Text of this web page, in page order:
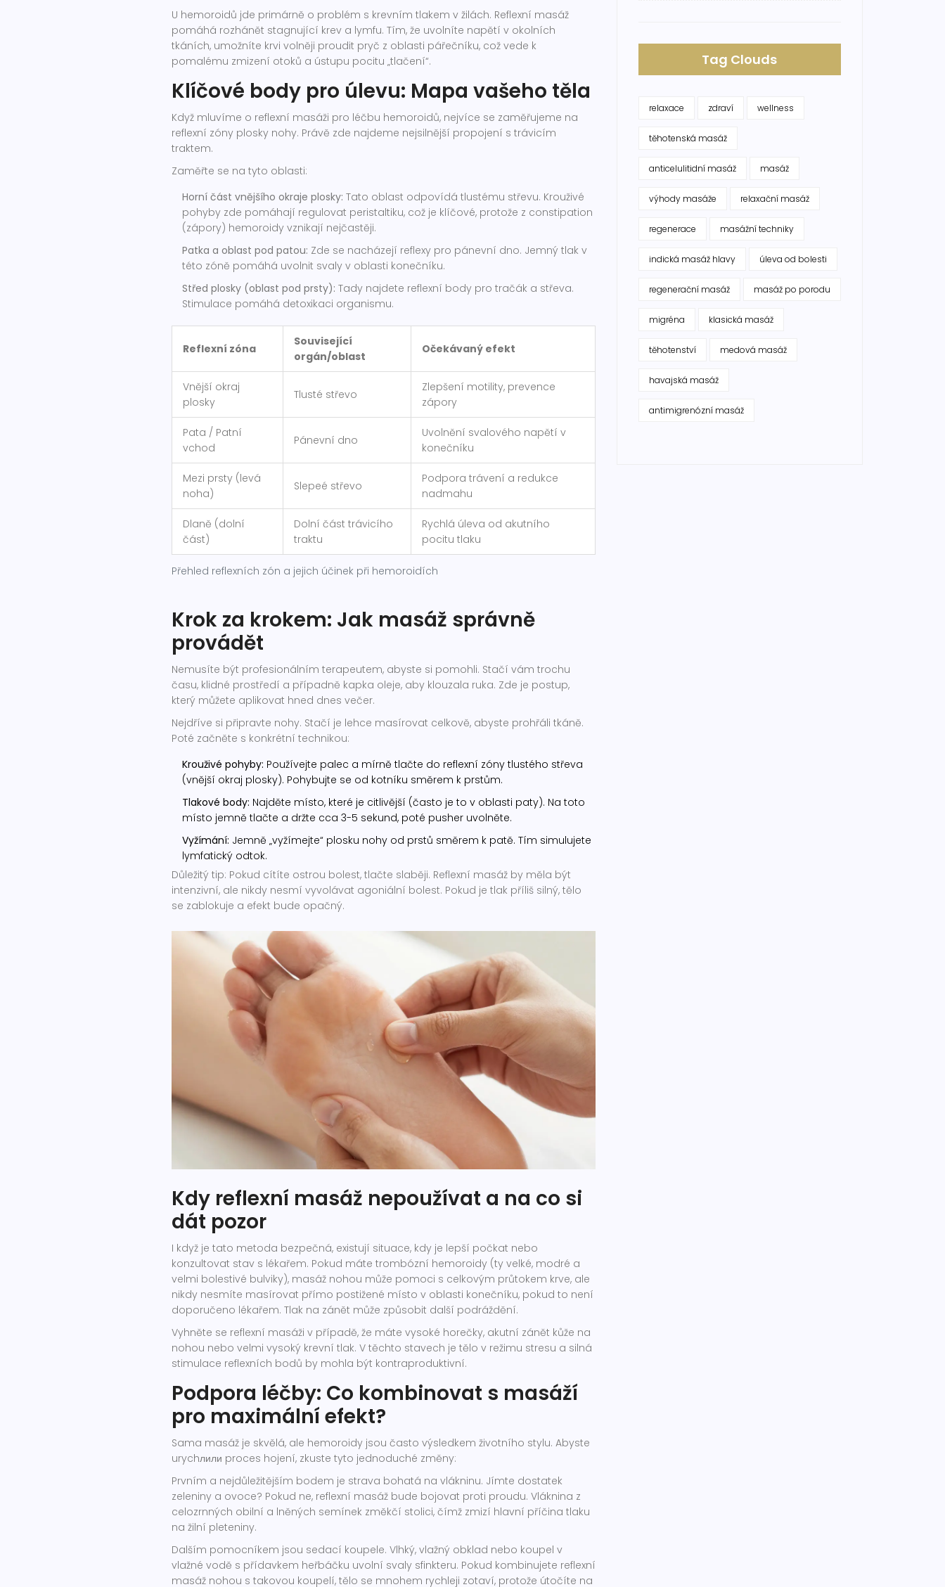
U hemoroidů jde primárně o problém s krevním tlakem v žilách. Reflexní masáž
pomáhá rozhánět stagnující krev a lymfu. Tím, že uvolníte napětí v okolních
tkáních, umožníte krvi volněji proudit pryč z oblasti pářečníku, což vede k
pomalému zmizení otoků a ústupu pocitu „tlačení“.
Klíčové body pro úlevu: Mapa vašeho těla
Když mluvíme o reflexní masáži pro léčbu hemoroidů, nejvíce se zaměřujeme na
reflexní zóny plosky nohy. Právě zde najdeme nejsilnější propojení s trávicím
traktem.
Zaměřte se na tyto oblasti:
Horní část vnějšího okraje plosky: Tato oblast odpovídá tlustému střevu. Krouživé
pohyby zde pomáhají regulovat peristaltiku, což je klíčové, protože z constipation
(zápory) hemoroidy vznikají nejčastěji.
Patka a oblast pod patou: Zde se nacházejí reflexy pro pánevní dno. Jemný tlak v
této zóně pomáhá uvolnit svaly v oblasti konečníku.
Střed plosky (oblast pod prsty): Tady najdete reflexní body pro tračák a střeva.
Stimulace pomáhá detoxikaci organismu.
Přehled reflexních zón a jejich účinek při hemoroidích
Reflexní zóna
Související
orgán/oblast
Očekávaný efekt
Vnější okraj
plosky
Tlusté střevo
Zlepšení motility, prevence
zápory
Pata / Patní
vchod
Pánevní dno
Uvolnění svalového napětí v
konečníku
Mezi prsty (levá
noha)
Slepeé střevo
Podpora trávení a redukce
nadmahu
Dlaně (dolní
část)
Dolní část trávicího
traktu
Rychlá úleva od akutního
pocitu tlaku
Krok za krokem: Jak masáž správně
provádět
Nemusíte být profesionálním terapeutem, abyste si pomohli. Stačí vám trochu
času, klidné prostředí a případně kapka oleje, aby klouzala ruka. Zde je postup,
který můžete aplikovat hned dnes večer.
Nejdříve si připravte nohy. Stačí je lehce masírovat celkově, abyste prohřáli tkáně.
Poté začněte s konkrétní technikou:
Krouživé pohyby: Používejte palec a mírně tlačte do reflexní zóny tlustého střeva
(vnější okraj plosky). Pohybujte se od kotníku směrem k prstům.
Tlakové body: Najděte místo, které je citlivější (často je to v oblasti paty). Na toto
místo jemně tlačte a držte cca 3-5 sekund, poté pusher uvolněte.
Vyžímání: Jemně „vyžímejte“ plosku nohy od prstů směrem k patě. Tím simulujete
lymfatický odtok.
Důležitý tip: Pokud cítíte ostrou bolest, tlačte slaběji. Reflexní masáž by měla být
intenzivní, ale nikdy nesmí vyvolávat agoniální bolest. Pokud je tlak příliš silný, tělo
se zablokuje a efekt bude opačný.
Kdy reflexní masáž nepoužívat a na co si
dát pozor
I když je tato metoda bezpečná, existují situace, kdy je lepší počkat nebo
konzultovat stav s lékařem. Pokud máte trombózní hemoroidy(ty velké, modré a
velmi bolestivé bulviky), masáž nohou může pomoci s celkovým průtokem krve, ale
nikdy nesmíte masírovat přímo postižené místo v oblasti konečníku, pokud to není
doporučeno lékařem. Tlak na zánět může způsobit další podráždění.
Vyhněte se reflexní masáži v případě, že máte vysoké horečky, akutní zánět kůže na
nohou nebo velmi vysoký krevní tlak. V těchto stavech je tělo v režimu stresu a silná
stimulace reflexních bodů by mohla být kontraproduktivní.
Podpora léčby: Co kombinovat s masáží
pro maximální efekt?
Sama masáž je skvělá, ale hemoroidy jsou často výsledkem životního stylu. Abyste
urychлили proces hojení, zkuste tyto jednoduché změny:
Prvním a nejdůležitějším bodem je strava bohatá na vlákninu. Jímte dostatek
zeleniny a ovoce? Pokud ne, reflexní masáž bude bojovat proti proudu. Vláknina z
celozrnných obilní a lněných semínek změkčí stolici, čímž zmizí hlavní příčina tlaku
na žilní pleteniny.
Dalším pomocníkem jsou sedací koupele. Vlhký, vlažný obklad nebo koupel v
vlažné vodě s přídavkem heřbáčku uvolní svaly sfinkteru. Pokud kombinujete reflexní
masáž nohou s takovou koupelí, tělo se mnohem rychleji zotaví, protože útočíte na
Tag Clouds
relaxace zdraví wellness
těhotenská masáž
anticelulitidní masáž masáž
výhody masáže relaxační masáž
regenerace masážní techniky
indická masáž hlavy úleva od bolesti
regenerační masáž masáž po porodu
migréna klasická masáž
těhotenství medová masáž
havajská masáž
antimigrenózní masáž